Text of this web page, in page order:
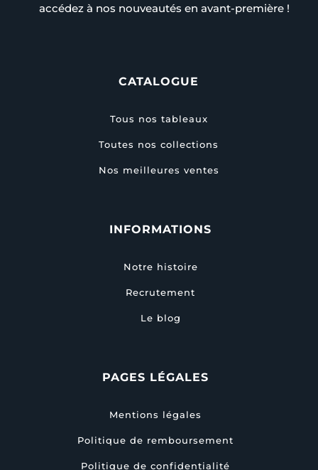
accédez à nos nouveautés en avant-première !
CATALOGUE
Tous nos tableaux
Toutes nos collections
Nos meilleures ventes
INFORMATIONS
Notre histoire
Recrutement
Le blog
PAGES LÉGALES
Mentions légales
Politique de remboursement
Politique de confidentialité